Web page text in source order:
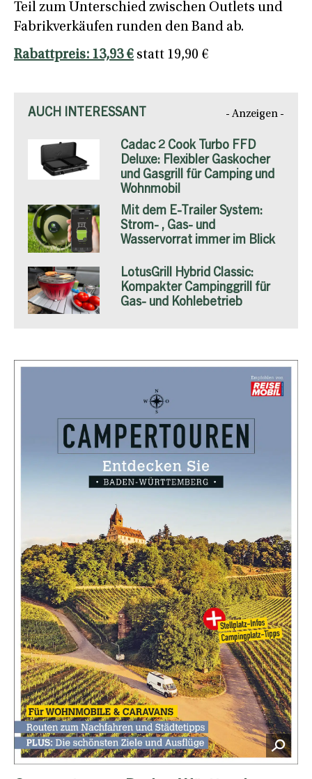
Teil zum Unterschied zwischen Outlets und
Fabrikverkäufen runden den Band ab.
Rabattpreis: 13,93 € statt 19,90 €
AUCH INTERESSANT - Anzeigen -
Cadac 2 Cook Turbo FFD
Deluxe: Flexibler Gaskocher
und Gasgrill für Camping und
Wohnmobil
Mit dem E-Trailer System:
Strom- , Gas- und
Wasservorrat immer im Blick
LotusGrill Hybrid Classic:
Kompakter Campinggrill für
Gas- und Kohlebetrieb